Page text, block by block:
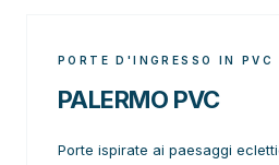
PORTE D'INGRESSO IN PVC
PALERMO PVC
Porte ispirate ai paesaggi